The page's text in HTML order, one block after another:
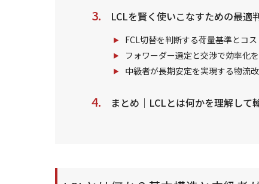
LCLを賢く使いこなすための最適
FCL切替を判断する荷量基準とコ
フォワーダー選定と交渉で効率化
中級者が長期安定を実現する物流
まとめ｜LCLとは何かを理解して